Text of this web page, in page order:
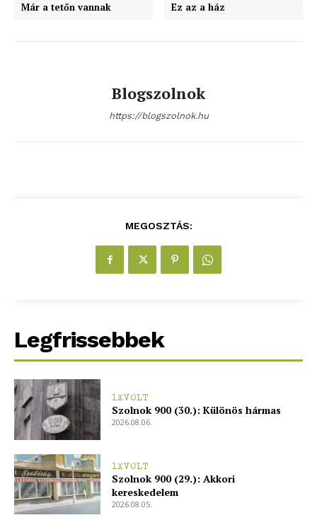
Már a tetőn vannak Ez az a ház
Blogszolnok
https://blogszolnok.hu
MEGOSZTÁS:
Legfrissebbek
1XVOLT
Szolnok 900 (30.): Különös hármas
2026.08.06.
1XVOLT
Szolnok 900 (29.): Akkori
kereskedelem
2026.08.05.